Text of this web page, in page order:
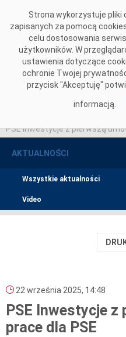
Strona wykorzystuje pliki
zapisanych za pomocą
celu dostosowania
użytkowników. W
ustawienia dotyczące
ochronie Twojej
przycisk "Akceptuję"
informacją.
PSE Inwestycje z pierwszą
AKTUALNOŚCI
Wszystkie aktualności
Video
22 września 2025, 14:48
PSE Inwestycje
prace dla PSE